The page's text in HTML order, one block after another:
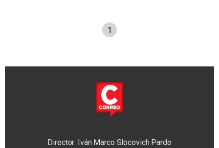
1
Director: Iván Marco Slocovich Pardo